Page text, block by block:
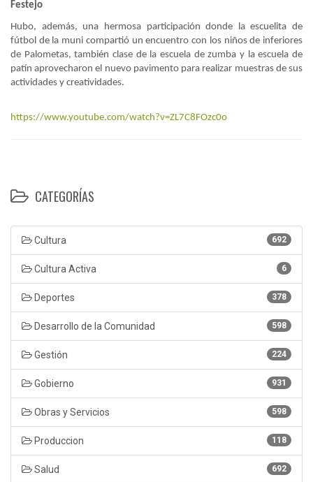
Festejo
Hubo, además, una hermosa participación donde la escuelita de
fútbol de la muni compartió un encuentro con los niños de inferiores
de Palometas, también clase de la escuela de zumba y la escuela de
patín aprovecharon el nuevo pavimento para realizar muestras de sus
actividades y creatividades.
https://www.youtube.com/watch?v=ZL7C8FOzc0o
CATEGORÍAS
692
Cultura
6
Cultura Activa
378
Deportes
598
Desarrollo de la Comunidad
224
Gestión
931
Gobierno
598
Obras y Servicios
118
Produccion
692
Salud